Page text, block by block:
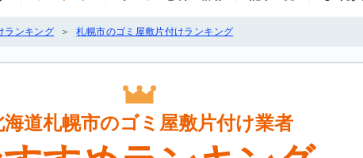
ランキング 札幌市のゴミ屋敷片付けランキング
海道札幌市のゴミ屋敷片付け業者